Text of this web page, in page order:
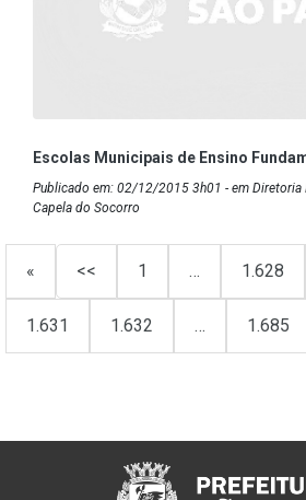
Escolas Municipais de Ensino
Publicado em: 02/12/2015 3h01 - em Diretoria
Capela do Socorro
« << 1 … 1.628
1.631 1.632 … 1.685